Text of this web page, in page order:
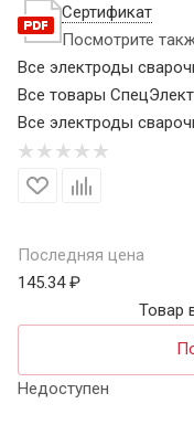
Сертификат
Посмотрите
Все электроды
Все товары
Все электроды
Последняя цена
145.34 ₽
Товар
Недоступен